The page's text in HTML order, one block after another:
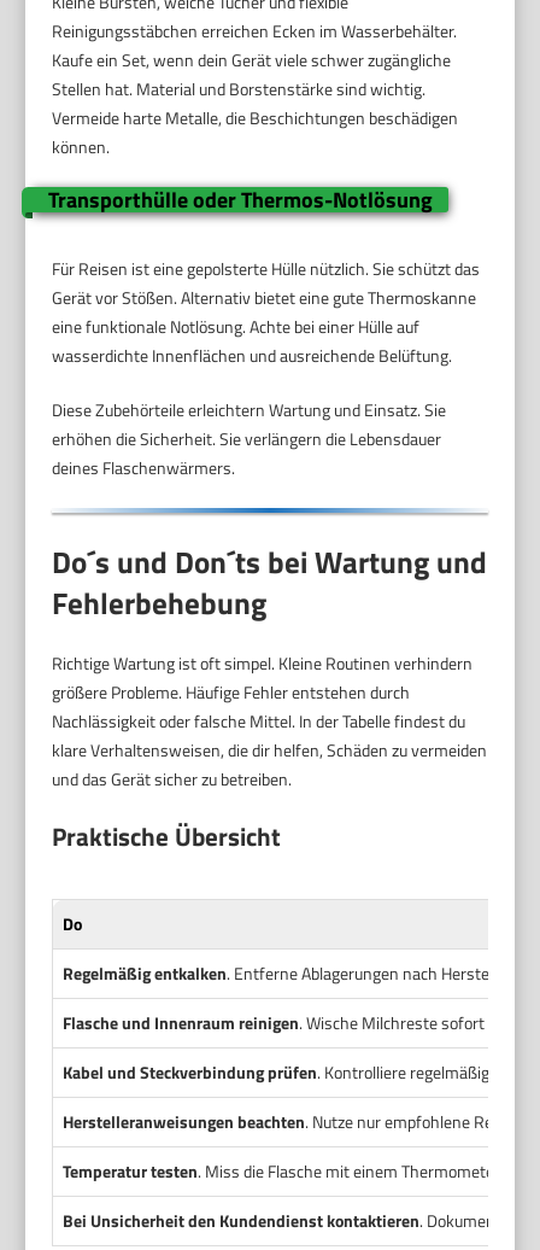
Reinigungsstäbchen erreichen Ecken im Wasserbehälter.
Kaufe ein Set, wenn dein Gerät viele schwer zugängliche
Stellen hat. Material und Borstenstärke sind wichtig.
Vermeide harte Metalle, die Beschichtungen beschädigen
können.
Transporthülle oder Thermos-Notlösung
Für Reisen ist eine gepolsterte Hülle nützlich. Sie schützt das
Gerät vor Stößen. Alternativ bietet eine gute Thermoskanne
eine funktionale Notlösung. Achte bei einer Hülle auf
wasserdichte Innenflächen und ausreichende Belüftung.
Diese Zubehörteile erleichtern Wartung und Einsatz. Sie
erhöhen die Sicherheit. Sie verlängern die Lebensdauer
deines Flaschenwärmers.
Do´s und Don´ts bei Wartung und
Fehlerbehebung
Richtige Wartung ist oft simpel. Kleine Routinen verhindern
größere Probleme. Häufige Fehler entstehen durch
Nachlässigkeit oder falsche Mittel. In der Tabelle findest du
klare Verhaltensweisen, die dir helfen, Schäden zu vermeiden
und das Gerät sicher zu betreiben.
Praktische Übersicht
Do
Regelmäßig entkalken. Entferne Ablagerungen nach
Flasche und Innenraum reinigen. Wische Milchreste sofort weg.
Kabel und Steckverbindung prüfen. Kontrolliere regelmäßig auf
Herstelleranweisungen beachten. Nutze nur empfohlene
Temperatur testen. Miss die Flasche mit einem Thermometer
Bei Unsicherheit den Kundendienst kontaktieren. Dokumentiere